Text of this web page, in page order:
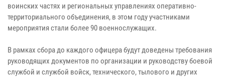
воинских частях и региональных управлениях оперативно-
территориального объединения, в этом году участниками
мероприятия стали более 90 военнослужащих.
В рамках сбора до каждого офицера будут доведены требования
руководящих документов по организации и руководству боевой
службой и службой войск, технического, тылового и других